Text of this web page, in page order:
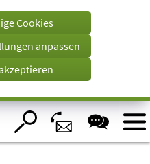
Cookies
anpassen